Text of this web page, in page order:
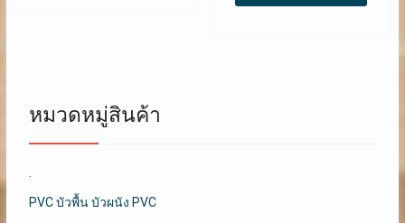
หมวดหมู่สินค้า
PVC บัวพื้น บัวผนัง PVC